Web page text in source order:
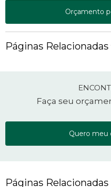
Orçamento
Páginas Relacionadas
Faça seu
Quero meu
Páginas Relacionadas